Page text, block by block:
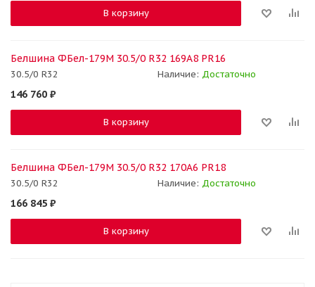
В корзину
Белшина ФБел-179М 30.5/0 R32 169A8 PR16
30.5/0 R32 Наличие: Достаточно
146 760 ₽
В корзину
Белшина ФБел-179М 30.5/0 R32 170A6 PR18
30.5/0 R32 Наличие: Достаточно
166 845 ₽
В корзину